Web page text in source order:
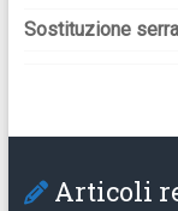
Sostituzione
Articoli